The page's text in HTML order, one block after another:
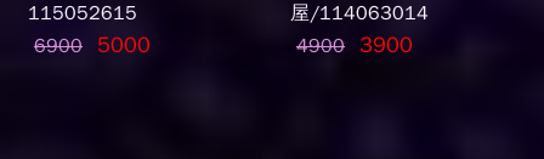
115052615
6900
5000
屋/114063014
4900
3900